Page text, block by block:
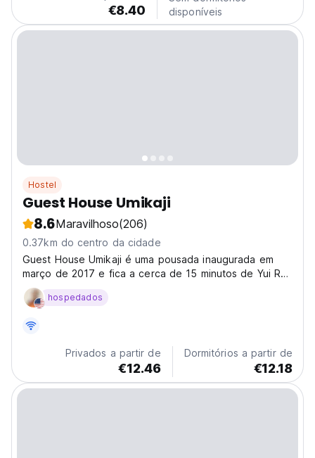
€8.40
disponíveis
Hostel
Guest House Umikaji
8.6Maravilhoso(206)
0.37km do centro da cidade
Guest House Umikaji é uma pousada inaugurada em
março de 2017 e fica a cerca de 15 minutos de Yui Rail
do aeroporto!
hospedados
Privados a partir de
€12.46
Dormitórios a partir de
€12.18